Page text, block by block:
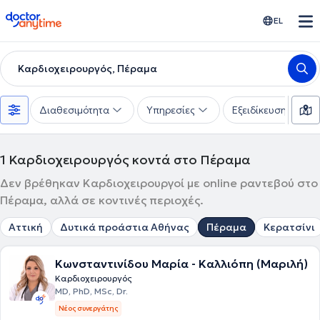
doctoranytime EL
Καρδιοχειρουργός, Πέραμα
Διαθεσιμότητα Υπηρεσίες Εξειδίκευση
1 Καρδιοχειρουργός κοντά στο Πέραμα
Δεν βρέθηκαν Καρδιοχειρουργοί με online ραντεβού στο
Πέραμα, αλλά σε κοντινές περιοχές.
Αττική Δυτικά προάστια Αθήνας Πέραμα Κερατσίνι
Κωνσταντινίδου Μαρία - Καλλιόπη (Μαριλή)
Καρδιοχειρουργός
MD, PhD, MSc, Dr.
Νέος συνεργάτης